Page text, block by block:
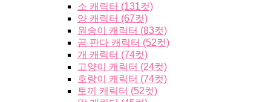
소 캐릭터 (131컷)
양 캐릭터 (67컷)
원숭이 캐릭터 (83컷)
곰 판다 캐릭터 (52컷)
개 캐릭터 (74컷)
고양이 캐릭터 (24컷)
호랑이 캐릭터 (74컷)
토끼 캐릭터 (52컷)